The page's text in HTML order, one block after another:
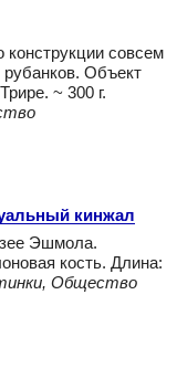
совсем
рубанков. Объект
~ 300 г.
кинжал
Эшмола.
кость. Длина:
Общество